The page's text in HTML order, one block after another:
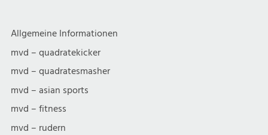
Allgemeine Informationen
mvd – quadratekicker
mvd – quadratesmasher
mvd – asian sports
mvd – fitness
mvd – rudern